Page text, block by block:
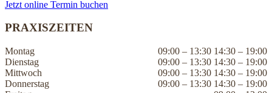
Jetzt online Termin buchen
PRAXISZEITEN
Montag
09:00 – 13:30 14:30 – 19:00
Dienstag
09:00 – 13:30 14:30 – 19:00
Mittwoch
09:00 – 13:30 14:30 – 19:00
Donnerstag
09:00 – 13:30 14:30 – 19:00